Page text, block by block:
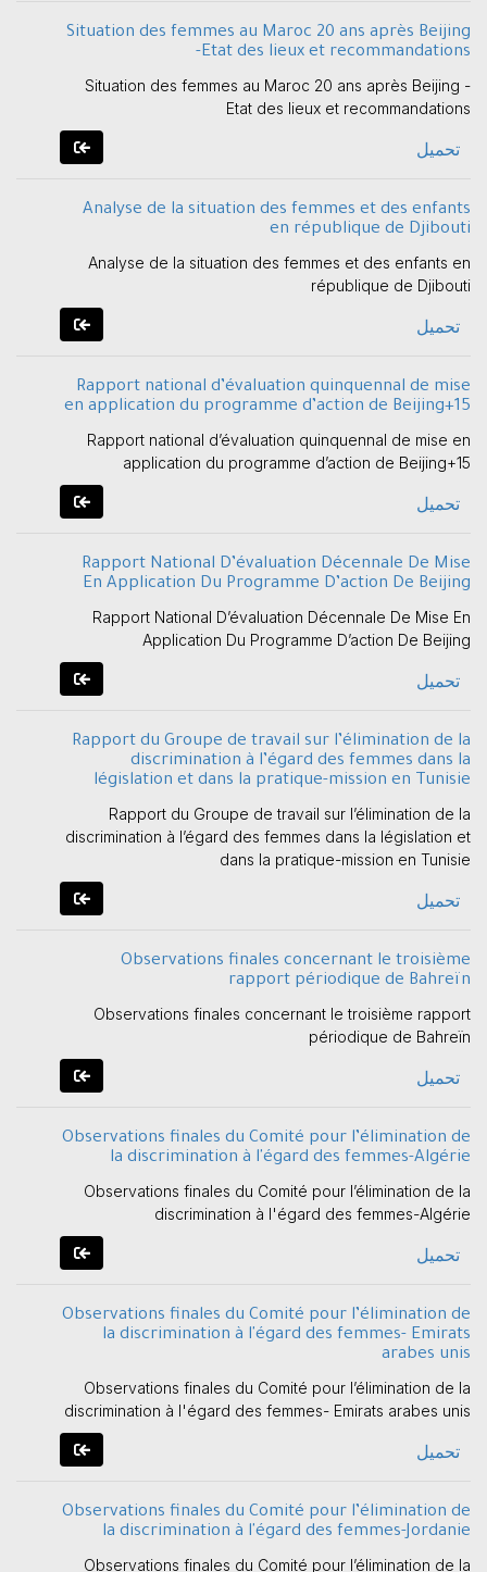
Situation des femmes au Maroc 20 ans après Beijing
-Etat des lieux et recommandations
Situation des femmes au Maroc 20 ans après Beijing -
Etat des lieux et recommandations
تحميل
Analyse de la situation des femmes et des enfants
en république de Djibouti
Analyse de la situation des femmes et des enfants en
république de Djibouti
تحميل
Rapport national d’évaluation quinquennal de mise
en application du programme d’action de Beijing+15
Rapport national d’évaluation quinquennal de mise en
application du programme d’action de Beijing+15
تحميل
Rapport National D’évaluation Décennale De Mise
En Application Du Programme D’action De Beijing
Rapport National D’évaluation Décennale De Mise En
Application Du Programme D’action De Beijing
تحميل
Rapport du Groupe de travail sur l’élimination de la
discrimination à l’égard des femmes dans la
législation et dans la pratique-mission en Tunisie
Rapport du Groupe de travail sur l’élimination de la
discrimination à l’égard des femmes dans la législation et
dans la pratique-mission en Tunisie
تحميل
Observations finales concernant le troisième
rapport périodique de Bahreïn
Observations finales concernant le troisième rapport
périodique de Bahreïn
تحميل
Observations finales du Comité pour l’élimination de
la discrimination à l'égard des femmes-Algérie
Observations finales du Comité pour l’élimination de la
discrimination à l'égard des femmes-Algérie
تحميل
Observations finales du Comité pour l’élimination de
la discrimination à l'égard des femmes- Emirats
arabes unis
Observations finales du Comité pour l’élimination de la
discrimination à l'égard des femmes- Emirats arabes unis
تحميل
Observations finales du Comité pour l’élimination de
la discrimination à l'égard des femmes-Jordanie
Observations finales du Comité pour l’élimination de la